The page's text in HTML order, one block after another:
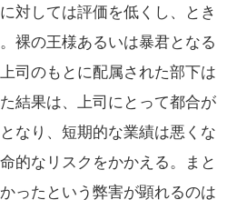
対しては評価を低くし、とき
裸の王様あるいは暴君となる
司のもとに配属された部下は
結果は、上司にとって都合が
なり、短期的な業績は悪くな
的なリスクをかかえる。まと
ったという弊害が顕れるのは